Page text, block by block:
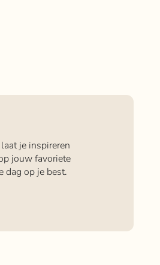
je inspireren
jouw favoriete
dag op je best.